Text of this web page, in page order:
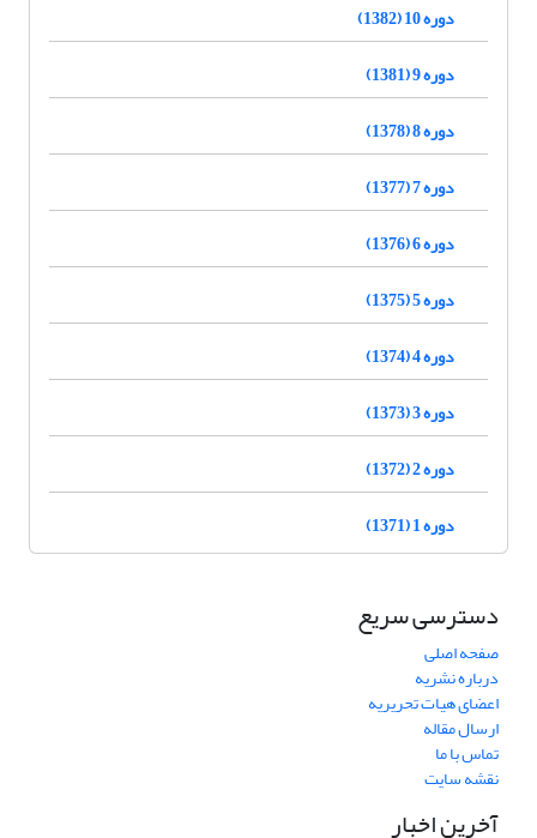
دوره 10 (1382)
دوره 9 (1381)
دوره 8 (1378)
دوره 7 (1377)
دوره 6 (1376)
دوره 5 (1375)
دوره 4 (1374)
دوره 3 (1373)
دوره 2 (1372)
دوره 1 (1371)
دسترسی سریع
صفحه اصلی
درباره نشریه
اعضای هیات تحریریه
ارسال مقاله
تماس با ما
نقشه سایت
آخرین اخبار